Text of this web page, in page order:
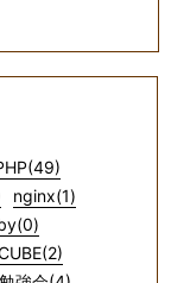
nginx(1)